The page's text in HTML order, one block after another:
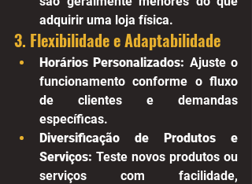
adquirir uma loja física.
3. Flexibilidade e Adaptabilidade
Horários Personalizados: Ajuste o
funcionamento conforme o fluxo
de clientes e demandas
específicas.
Diversificação de Produtos e
Serviços: Teste novos produtos ou
serviços com facilidade,